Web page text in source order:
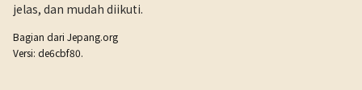
jelas, dan mudah diikuti.
Bagian dari Jepang.org
Versi: de6cbf80.